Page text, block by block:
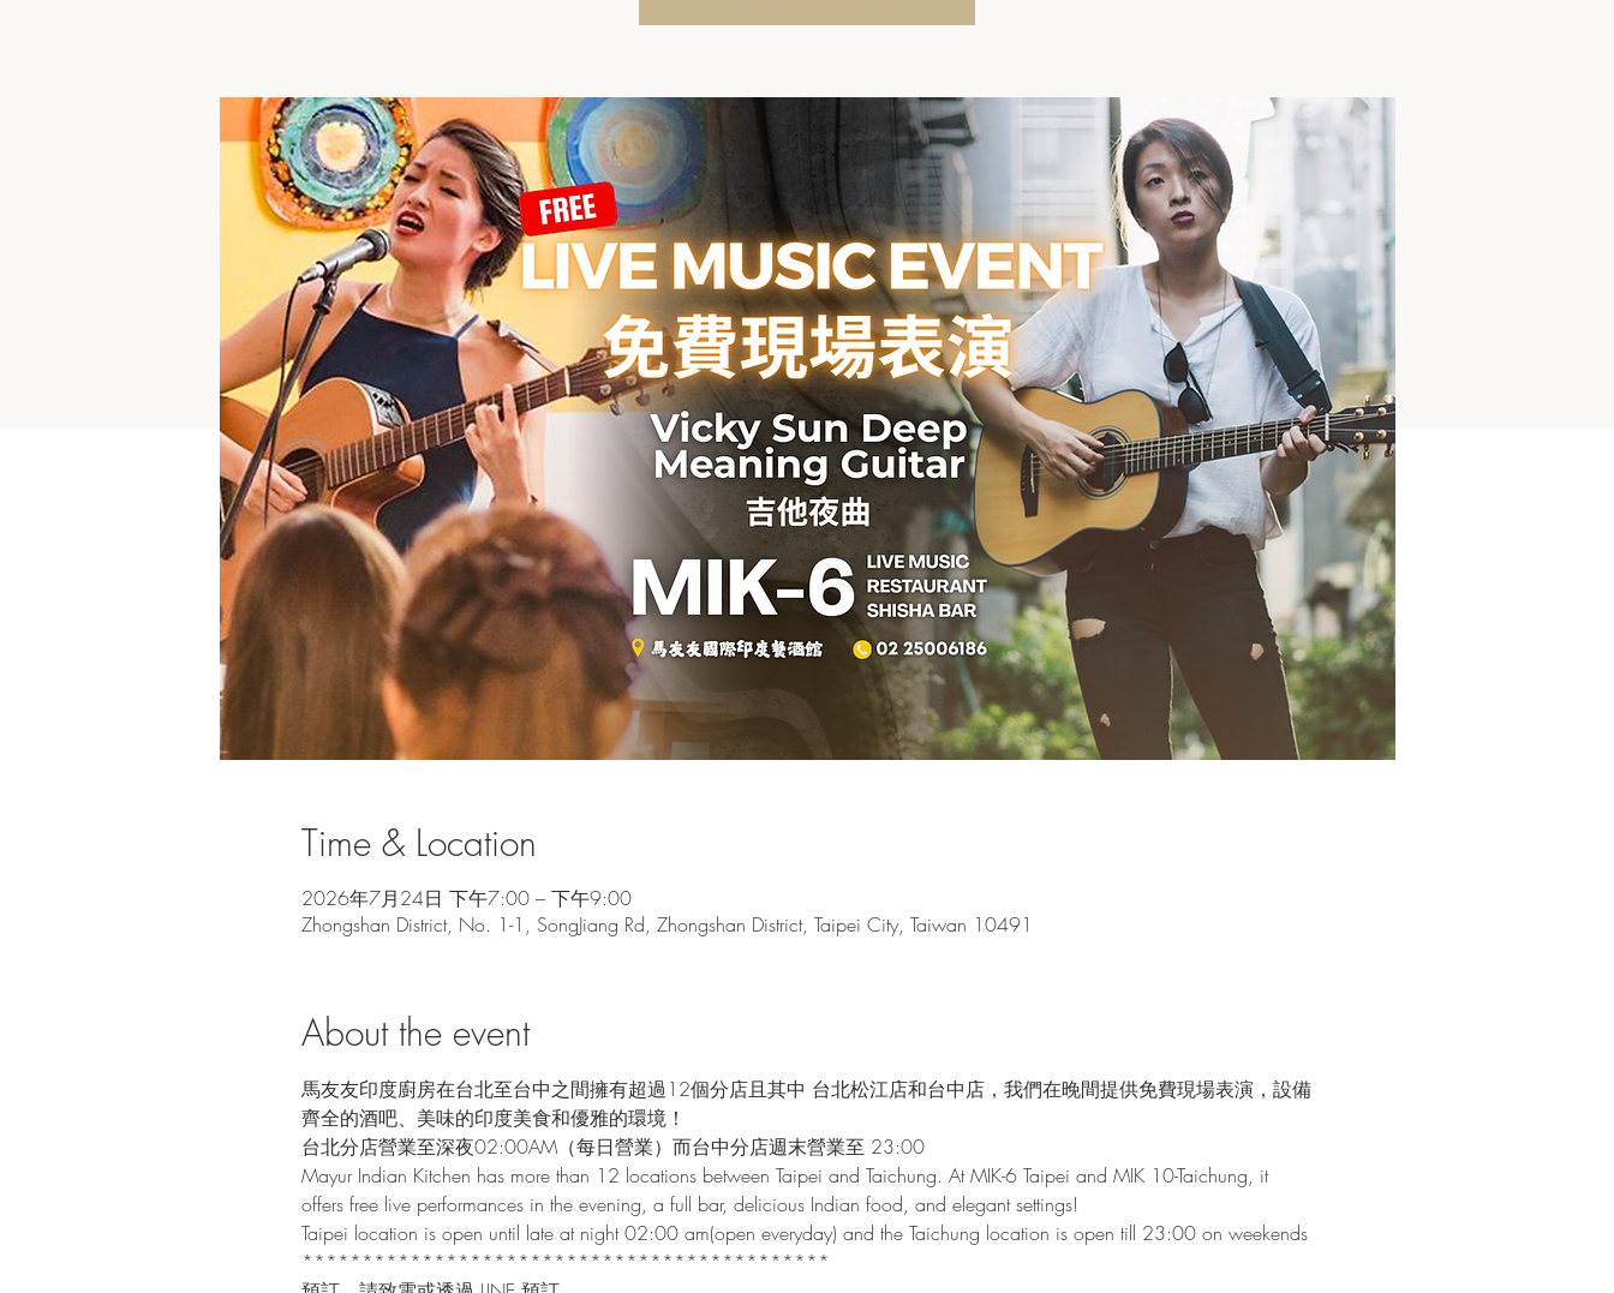
Time & Location
2026年7月24日 下午7:00 – 下午9:00
Zhongshan District, No. 1-1, SongJiang Rd, Zhongshan District, Taipei City, Taiwan 10491
About the event
馬友友印度廚房在台北至台中之間擁有超過12個分店且其中 台北松江店和台中店，我們在晚間提供免費現場表演，設備
齊全的酒吧、美味的印度美食和優雅的環境！
台北分店營業至深夜02:00AM（每日營業）而台中分店週末營業至 23:00
Mayur Indian Kitchen has more than 12 locations between Taipei and Taichung. At MIK-6 Taipei and MIK 10-Taichung, it
offers free live performances in the evening, a full bar, delicious Indian food, and elegant settings!
Taipei location is open until late at night 02:00 am(open everyday) and the Taichung location is open till 23:00 on weekends
********************************************